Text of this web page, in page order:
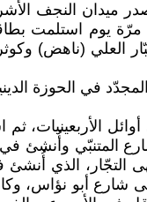
صدر ميدان النجف
مرّة يوم استلمت
عبد الجبّار العلي
في الحوزة
الأربعينيات،
أبو نؤاس،